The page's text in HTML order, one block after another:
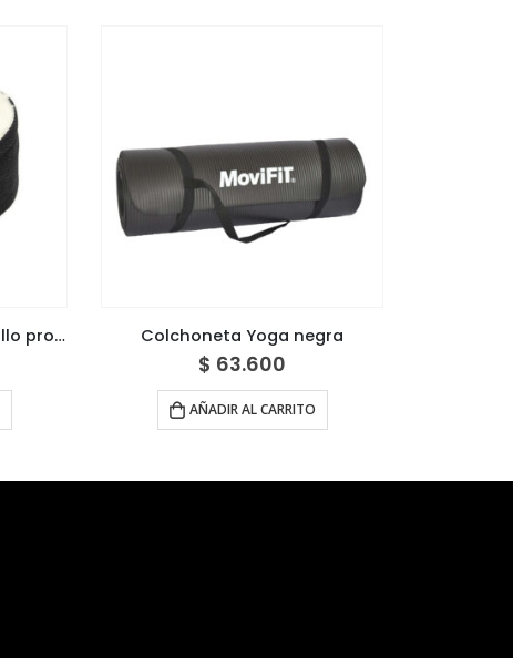
Adaptación Arnés de tobillo profesional premium Colchoneta Yoga negra
$ 63.600
AÑADIR AL CARRITO